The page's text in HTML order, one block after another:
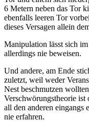
6 Metern neben das Tor
ebenfalls leeren Tor
dieses Versagen allein
Manipulation lässt sich
allerdings nie beweisen.
Und andere, am Ende
zuletzt, weil weder
Nest beschmutzen
Verschwörungstheorie
all den anderen eingangs
nie erfahren.